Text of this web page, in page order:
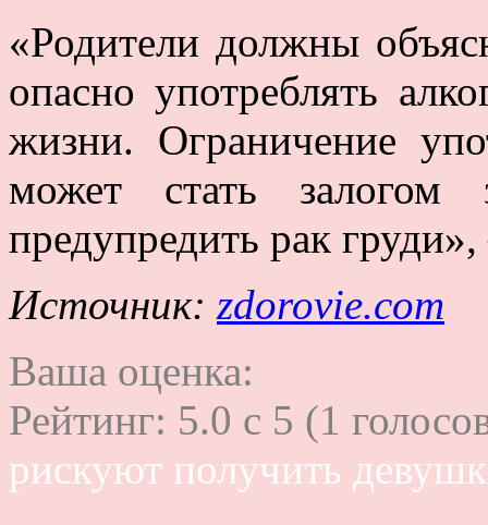
«Родители должны
опасно употреблять
жизни. Ограничение
может стать
предупредить рак
Источник: zdorovie.com
Ваша оценка:
Рейтинг: 5.0 c 5 (1
рискуют получить